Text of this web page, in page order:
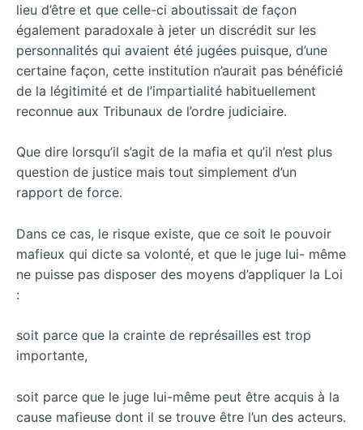
lieu d’être et que celle-ci aboutissait de façon
également paradoxale à jeter un discrédit sur les
personnalités qui avaient été jugées puisque, d’une
certaine façon, cette institution n’aurait pas bénéficié
de la légitimité et de l’impartialité habituellement
reconnue aux Tribunaux de l’ordre judiciaire.
Que dire lorsqu’il s’agit de la mafia et qu’il n’est plus
question de justice mais tout simplement d’un
rapport de force.
Dans ce cas, le risque existe, que ce soit le pouvoir
mafieux qui dicte sa volonté, et que le juge lui- même
ne puisse pas disposer des moyens d’appliquer la Loi
:
soit parce que la crainte de représailles est trop
importante,
soit parce que le juge lui-même peut être acquis à la
cause mafieuse dont il se trouve être l’un des acteurs.